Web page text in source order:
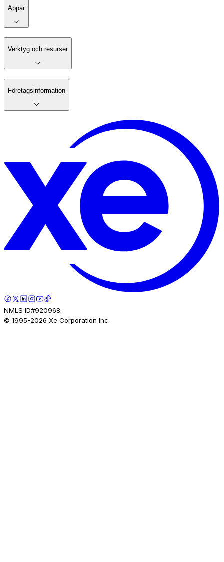
Appar
Verktyg och resurser
Företagsinformation
NMLS ID#920968.
© 1995-2026 Xe Corporation Inc.